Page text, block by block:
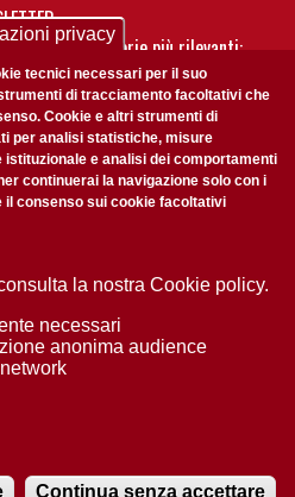
te nostre storie più rilevanti:
della nostra newsletter
Area stampa
Padova n. 2097/2012 del 18 giugno
privacy
tecnici necessari per il suo
di tracciamento facoltativi che
Cookie e altri strumenti di
per analisi statistiche, misure
e analisi dei comportamenti
continuerai la navigazione solo con i
consenso sui cookie facoltativi
la nostra Cookie policy.
necessari
anonima audience
Continua senza accettare